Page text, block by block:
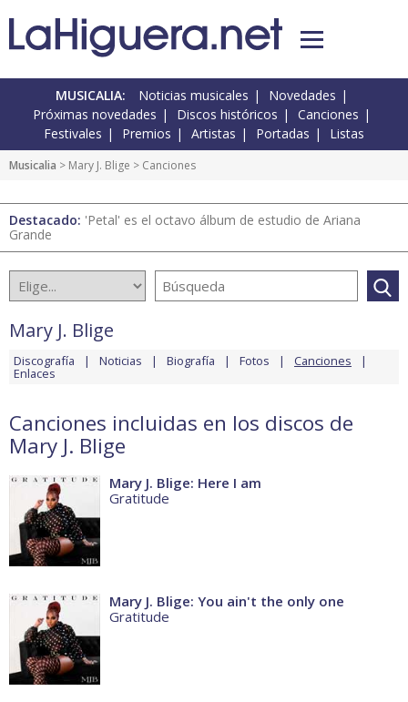
MUSICALIA: Noticias musicales
Novedades
Próximas novedades
Discos históricos
Canciones
Festivales
Premios Artistas Portadas Listas
Musicalia > Mary J. Blige > Canciones
Destacado: 'Petal' es el octavo álbum de estudio de Ariana
Grande
Mary J. Blige
Discografía Noticias Biografía Fotos Canciones
Enlaces
Canciones incluidas en los discos de
Mary J. Blige
Mary J. Blige: Here I am
Gratitude
Mary J. Blige: You ain't the only one
Gratitude